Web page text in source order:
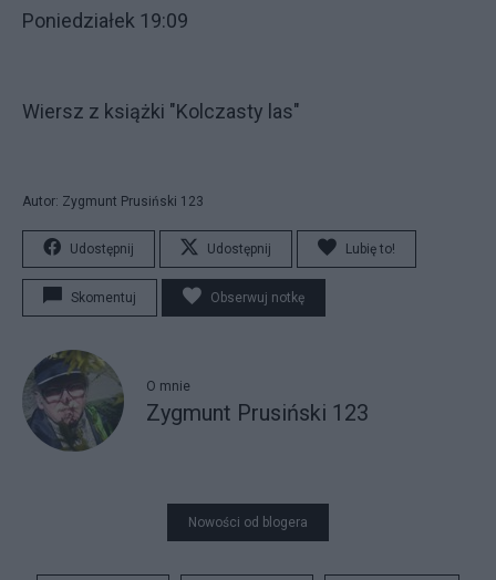
Poniedziałek 19:09
Wiersz z książki "Kolczasty las"
Autor: Zygmunt Prusiński 123
Udostępnij Udostępnij Lubię to!
Skomentuj Obserwuj notkę
O mnie
Zygmunt Prusiński 123
Nowości od blogera